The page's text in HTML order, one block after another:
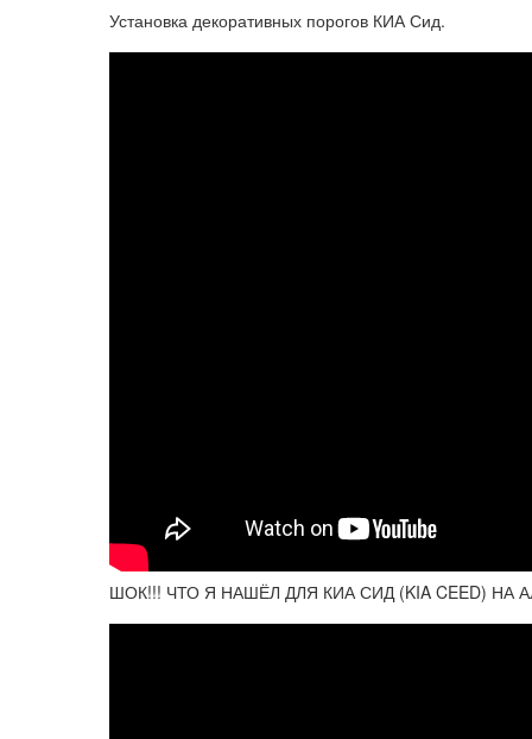
Установка декоративных порогов КИА Сид.
ШОК!!! ЧТО Я НАШЁЛ ДЛЯ КИА СИД (KIA CEED) НА